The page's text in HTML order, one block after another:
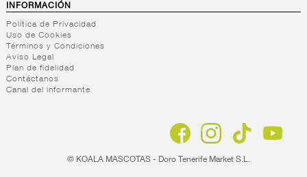
INFORMACIÓN
Política de Privacidad
Uso de Cookies
Términos y Condiciones
Aviso Legal
Plan de fidelidad
Contáctanos
Canal del informante
© KOALA MASCOTAS - Doro Tenerife Market S.L.